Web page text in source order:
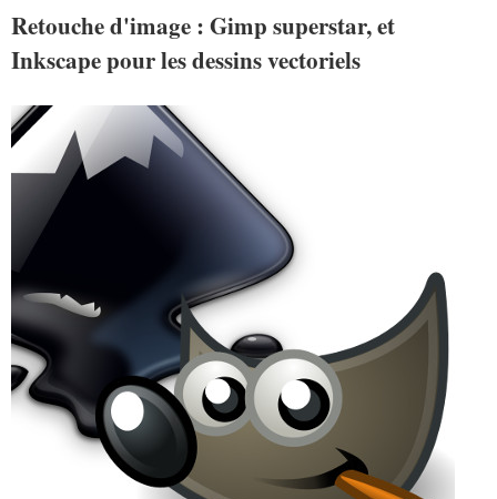
Retouche d'image : Gimp superstar, et
Inkscape pour les dessins vectoriels